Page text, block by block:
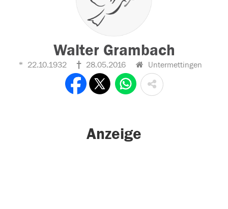
Walter Grambach
22.10.1932 28.05.2016 Untermettingen
Anzeige